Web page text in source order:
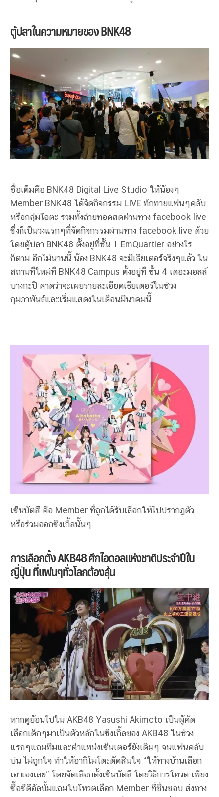
ตู้ปลาในความหมายของ BNK48
ชื่อเต็มคือ BNK48 Digital Live Studio ให้น้องๆ
Member BNK48 ได้จัดกิจกรรม LIVE ทักทายแฟนๆคลับ
หรือกลุ่มโอตะ รวมทั้งถ่ายทอดสดผ่านทาง facebook live
ซึ่งก็เป็นวงแรกๆที่จัดกิจกรรมผ่านทาง facebook live ด้วย
โดยตู้ปลา BNK48 ตั้งอยู่ที่ชั้น 1 EmQuartier อย่างไร
ก็ตาม อีกไม่นานนี้ น้อง BNK48 จะมีเธียเตอร์จริงๆแล้ว ใน
สถานที่ใหม่ที่ BNK48 Campus ตั้งอยู่ที่ ชั้น 4 เดอะมอลล์
บางกะปิ คาดว่าจะเผยรายละเอียดเธียเตอร์ในช่วง
กุมภาพันธ์และเริ่มแสดงในเดือนมีนาคมนี้
เซ็นบัตสึ คือ Member ที่ถูกได้รับเลือกให้ไปปรากฎตัว
หรือร่วมออกซิงเกิ้ลนั้นๆ
การเลือกตั้ง AKB48 ศึกไอดอลแห่งชาติประจำปีใน
ญี่ปุ่น ที่แฟนๆทั่วโลกต้องลุ้น
หากดูย้อนไปใน AKB48 Yasushi Akimoto เป็นผู้คัด
เลือกเด็กๆมาเป็นตัวหลักในซิงเกิ้ลของ AKB48 ในช่วง
แรกๆแถมทีมและตำแหน่งเซ็นเตอร์ยังเดิมๆ จนแฟนคลับ
บ่น ไม่ถูกใจ ทำให้อากิโมโตะตัดสินใจ “ให้ทางบ้านเลือก
เอาเองเลย” โดยจัดเลือกตั้งเซ็นบัตสึ โดยวิธีการโหวต เพียง
ซื้อซีดีอัลบั้มแถมใบโหวตเลือก Member ที่ชื่นชอบ ส่งทาง